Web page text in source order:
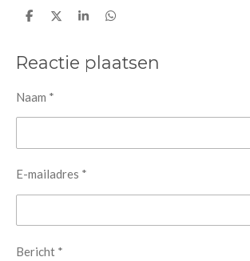
D
e
n
D
l
S
e
D
e
n
Reactie plaatsen
Naam *
E-mailadres *
Bericht *